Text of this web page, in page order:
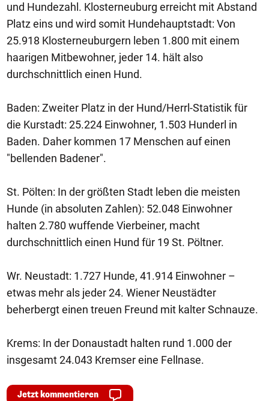
und Hundezahl. Klosterneuburg erreicht mit Abstand
Platz eins und wird somit Hundehauptstadt: Von
25.918 Klosterneuburgern leben 1.800 mit einem
haarigen Mitbewohner, jeder 14. hält also
durchschnittlich einen Hund.
Baden: Zweiter Platz in der Hund/Herrl-Statistik für
die Kurstadt: 25.224 Einwohner, 1.503 Hunderl in
Baden. Daher kommen 17 Menschen auf einen
"bellenden Badener".
St. Pölten: In der größten Stadt leben die meisten
Hunde (in absoluten Zahlen): 52.048 Einwohner
halten 2.780 wuffende Vierbeiner, macht
durchschnittlich einen Hund für 19 St. Pöltner.
Wr. Neustadt: 1.727 Hunde, 41.914 Einwohner –
etwas mehr als jeder 24. Wiener Neustädter
beherbergt einen treuen Freund mit kalter Schnauze.
Krems: In der Donaustadt halten rund 1.000 der
insgesamt 24.043 Kremser eine Fellnase.
Jetzt kommentieren